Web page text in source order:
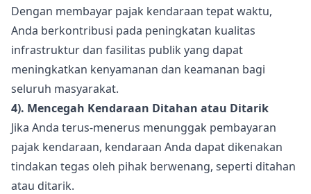
Dengan membayar pajak kendaraan tepat waktu,
Anda berkontribusi pada peningkatan kualitas
infrastruktur dan fasilitas publik yang dapat
meningkatkan kenyamanan dan keamanan bagi
seluruh masyarakat.
4). Mencegah Kendaraan Ditahan atau Ditarik
Jika Anda terus-menerus menunggak pembayaran
pajak kendaraan, kendaraan Anda dapat dikenakan
tindakan tegas oleh pihak berwenang, seperti ditahan
atau ditarik.